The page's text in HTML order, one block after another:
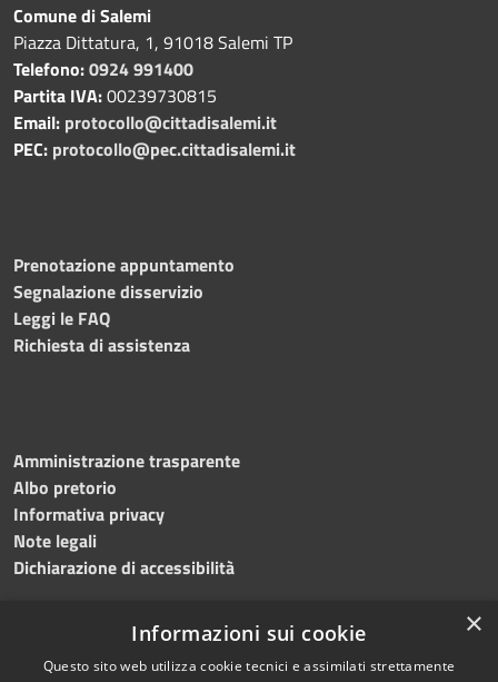
Comune di Salemi
Piazza Dittatura, 1, 91018 Salemi TP
Telefono:0924 991400
Partita IVA:00239730815
Email: protocollo@cittadisalemi.it
PEC: protocollo@pec.cittadisalemi.it
Prenotazione appuntamento
Segnalazione disservizio
Leggi le FAQ
Richiesta di assistenza
Amministrazione trasparente
Albo pretorio
Informativa privacy
Note legali
Dichiarazione di accessibilità
×
Informazioni sui cookie
Questo sito web utilizza cookie tecnici e assimilati strettamente